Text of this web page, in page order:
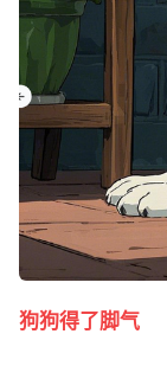
狗狗得了脚气